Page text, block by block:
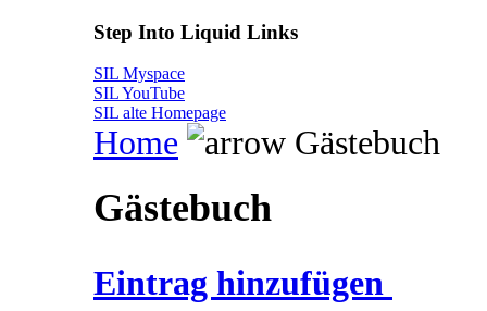
Step Into Liquid Links
SIL Myspace
SIL YouTube
SIL alte Homepage
Home Gästebuch
Gästebuch
Eintrag hinzufügen